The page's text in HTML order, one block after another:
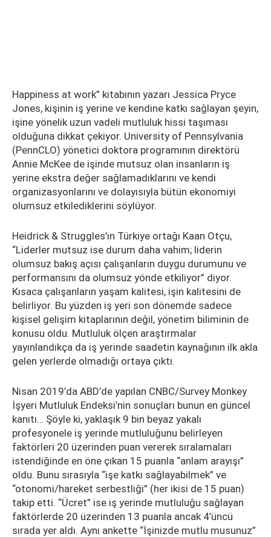
Happiness at work” kitabının yazarı Jessica Pryce
Jones, kişinin iş yerine ve kendine katkı sağlayan şeyin,
işine yönelik uzun vadeli mutluluk hissi taşıması
olduğuna dikkat çekiyor. University of Pennsylvania
(PennCLO) yönetici doktora programının direktörü
Annie McKee de işinde mutsuz olan insanların iş
yerine ekstra değer sağlamadıklarını ve kendi
organizasyonlarını ve dolayısıyla bütün ekonomiyi
olumsuz etkilediklerini söylüyor.
Heidrick & Struggles’ın Türkiye ortağı Kaan Otçu,
“Liderler mutsuz ise durum daha vahim; liderin
olumsuz bakış açısı çalışanların duygu durumunu ve
performansını da olumsuz yönde etkiliyor” diyor.
Kısaca çalışanların yaşam kalitesi, işin kalitesini de
belirliyor. Bu yüzden iş yeri son dönemde sadece
kişisel gelişim kitaplarının değil, yönetim biliminin de
konusu oldu. Mutluluk ölçen araştırmalar
yayınlandıkça da iş yerinde saadetin kaynağının ilk akla
gelen yerlerde olmadığı ortaya çıktı.
Nisan 2019’da ABD’de yapılan CNBC/Survey Monkey
İşyeri Mutluluk Endeksi’nin sonuçları bunun en güncel
kanıtı… Şöyle ki, yaklaşık 9 bin beyaz yakalı
profesyonele iş yerinde mutluluğunu belirleyen
faktörleri 20 üzerinden puan vererek sıralamaları
istendiğinde en öne çıkan 15 puanla “anlam arayışı”
oldu. Bunu sırasıyla “işe katkı sağlayabilmek” ve
“otonomi/hareket serbestliği” (her ikisi de 15 puan)
takip etti. “Ücret” ise iş yerinde mutluluğu sağlayan
faktörlerde 20 üzerinden 13 puanla ancak 4’üncü
sırada yer aldı. Aynı ankette “İşinizde mutlu musunuz”